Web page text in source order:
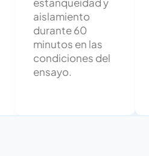
aislamiento
durante 60
minutos en las
condiciones del
ensayo.